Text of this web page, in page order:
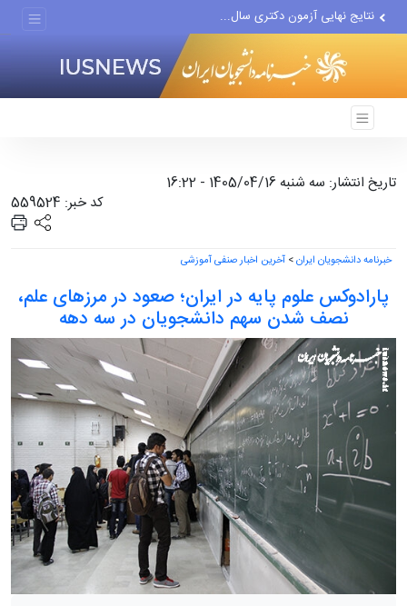
نتایج نهایی آزمون دکتری سال...
پزشکیان درخشش تیم ملی...
پوشش رسانه‌ای حج، عمره،...
تاریخ انتشار: سه شنبه 1405/04/16 - 16:22
کد خبر: 559524
خبرنامه دانشجویان ایران> آخرین اخبار صنفی آموزشی
پارادوکس علوم پایه در ایران؛ صعود در مرزهای علم،
نصف شدن سهم دانشجویان در سه دهه